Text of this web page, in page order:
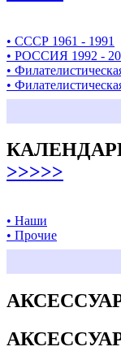
• СССР 1961 - 1991
• РОССИЯ 1992 -
•
•
>>>>>
• Наши
• Прочие